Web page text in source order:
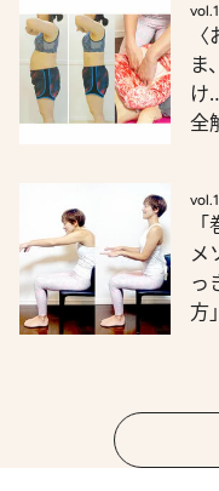
ま
け
全
メ
っ
方